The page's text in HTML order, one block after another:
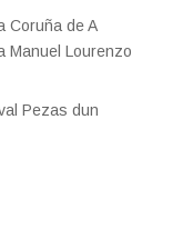
Coruña de A
Manuel Lourenzo
Pezas dun